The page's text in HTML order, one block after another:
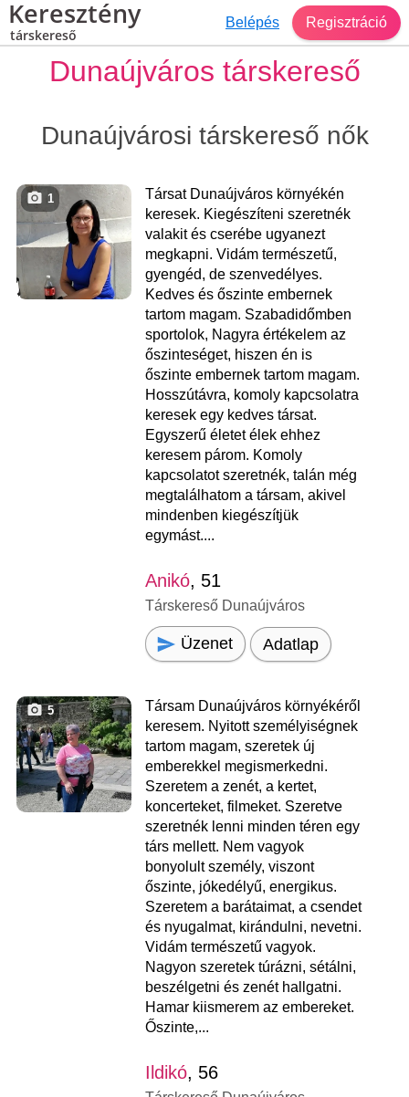
Keresztény
társkereső
Belépés Regisztráció
Dunaújváros társkereső
Dunaújvárosi társkereső nők
1
Társat Dunaújváros környékén
keresek. Kiegészíteni szeretnék
valakit és cserébe ugyanezt
megkapni. Vidám természetű,
gyengéd, de szenvedélyes.
Kedves és őszinte embernek
tartom magam. Szabadidőmben
sportolok, Nagyra értékelem az
őszinteséget, hiszen én is
őszinte embernek tartom magam.
Hosszútávra, komoly kapcsolatra
keresek egy kedves társat.
Egyszerű életet élek ehhez
keresem párom. Komoly
kapcsolatot szeretnék, talán még
megtalálhatom a társam, akivel
mindenben kiegészítjük
egymást....
Anikó, 51
Társkereső Dunaújváros
Üzenet Adatlap
5
Társam Dunaújváros környékéről
keresem. Nyitott személyiségnek
tartom magam, szeretek új
emberekkel megismerkedni.
Szeretem a zenét, a kertet,
koncerteket, filmeket. Szeretve
szeretnék lenni minden téren egy
társ mellett. Nem vagyok
bonyolult személy, viszont
őszinte, jókedélyű, energikus.
Szeretem a barátaimat, a csendet
és nyugalmat, kirándulni, nevetni.
Vidám természetű vagyok.
Nagyon szeretek túrázni, sétálni,
beszélgetni és zenét hallgatni.
Hamar kiismerem az embereket.
Őszinte,...
Ildikó, 56